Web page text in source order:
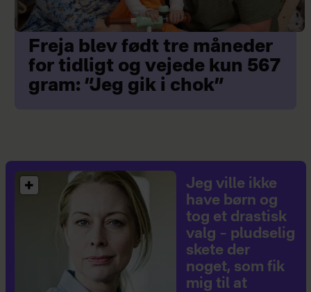
Freja blev født tre måneder
for tidligt og vejede kun 567
gram: ”Jeg gik i chok”
Jeg ville ikke
have børn og
tog et drastisk
valg – pludselig
skete der
noget, som fik
mig til at